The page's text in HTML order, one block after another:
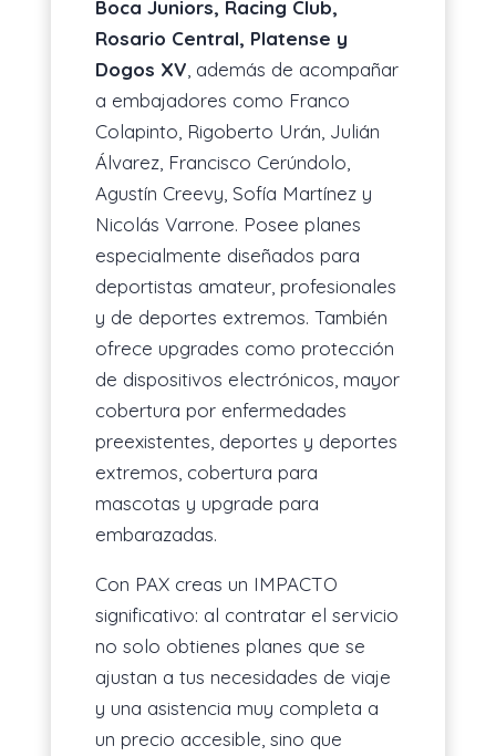
Boca Juniors, Racing Club,
Rosario Central, Platense y
Dogos XV , además de acompañar
a embajadores como Franco
Colapinto, Rigoberto Urán, Julián
Álvarez, Francisco Cerúndolo,
Agustín Creevy, Sofía Martínez y
Nicolás Varrone. Posee planes
especialmente diseñados para
deportistas amateur, profesionales
y de deportes extremos. También
ofrece upgrades como protección
de dispositivos electrónicos, mayor
cobertura por enfermedades
preexistentes, deportes y deportes
extremos, cobertura para
mascotas y upgrade para
embarazadas.
Con PAX creas un IMPACTO
significativo: al contratar el servicio
no solo obtienes planes que se
ajustan a tus necesidades de viaje
y una asistencia muy completa a
un precio accesible, sino que